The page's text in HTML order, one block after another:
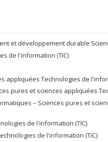
et développement durable
de l'information (TIC)
appliquées Technologies de
pures et sciences appliquées
– Sciences pures et
de l'information (TIC)
de l'information (TIC)